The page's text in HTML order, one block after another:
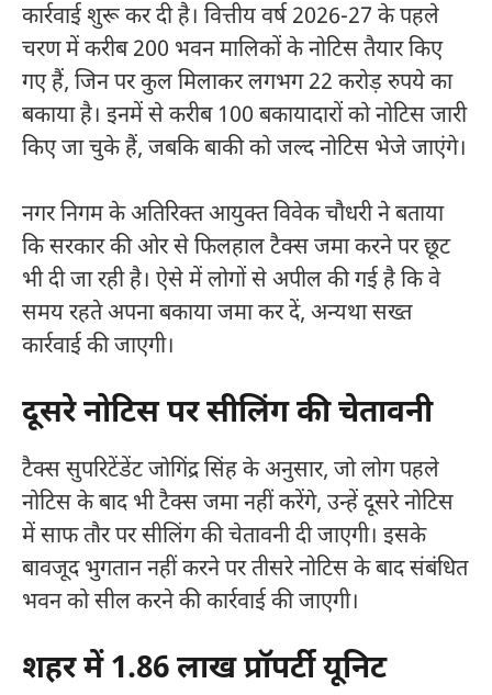
कार्रवाई शुरू कर दी है। वित्तीय वर्ष 2026-27 के पहले
चरण में करीब 200 भवन मालिकों के नोटिस तैयार किए
गए हैं, जिन पर कुल मिलाकर लगभग 22 करोड़ रुपये का
बकाया है। इनमें से करीब 100 बकायादारों को नोटिस जारी
किए जा चुके हैं, जबकि बाकी को जल्द नोटिस भेजे जाएंगे।
नगर निगम के अतिरिक्त आयुक्त विवेक चौधरी ने बताया
कि सरकार की ओर से फिलहाल टैक्स जमा करने पर छूट
भी दी जा रही है। ऐसे में लोगों से अपील की गई है कि वे
समय रहते अपना बकाया जमा कर दें, अन्यथा सख्त
कार्रवाई की जाएगी।
दूसरे नोटिस पर सीलिंग की चेतावनी
टैक्स सुपरिटेंडेंट जोगिंद्र सिंह के अनुसार, जो लोग पहले
नोटिस के बाद भी टैक्स जमा नहीं करेंगे, उन्हें दूसरे नोटिस
में साफ तौर पर सीलिंग की चेतावनी दी जाएगी। इसके
बावजूद भुगतान नहीं करने पर तीसरे नोटिस के बाद संबंधित
भवन को सील करने की कार्रवाई की जाएगी।
शहर में 1.86 लाख प्रॉपर्टी यूनिट